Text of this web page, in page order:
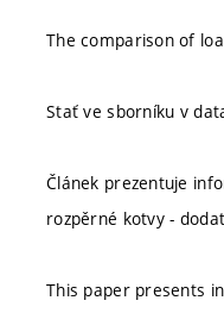
The comparison of
Stať ve sborníku v
Článek prezentuje
rozpěrné kotvy -
This paper presents